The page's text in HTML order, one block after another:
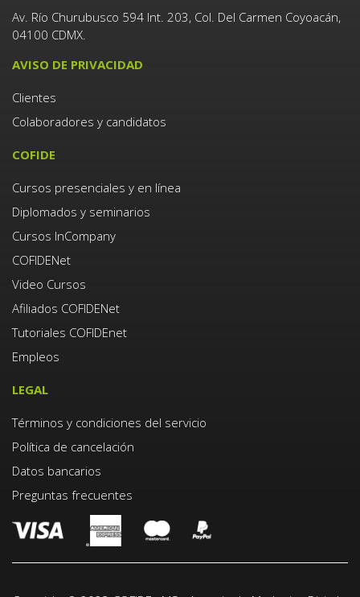
Av. Río Churubusco 594 Int. 203, Col. Del Carmen Coyoacán,
04100 CDMX.
AVISO DE PRIVACIDAD
Clientes
Colaboradores y candidatos
COFIDE
Cursos presenciales y en línea
Diplomados y seminarios
Cursos InCompany
COFIDENet
Video Cursos
Afiliados COFIDENet
Tutoriales COFIDEnet
Empleos
LEGAL
Términos y condiciones del servicio
Política de cancelación
Datos bancarios
Preguntas frecuentes